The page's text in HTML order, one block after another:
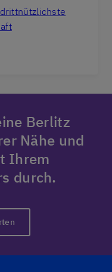
Berlitz
Nähe und
Ihrem
durch.